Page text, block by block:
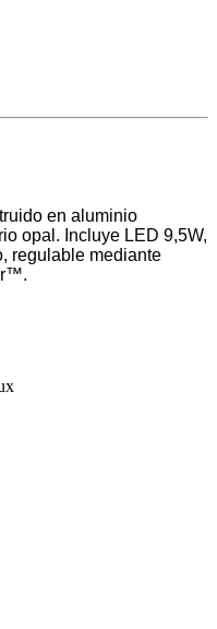
en aluminio
opal. Incluye LED 9,5W,
regulable mediante